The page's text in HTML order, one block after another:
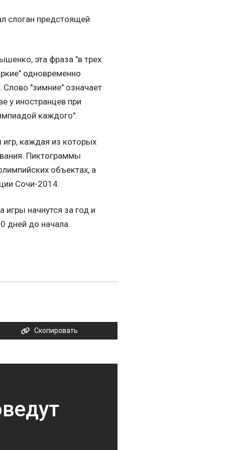
слоган предстоящей
эта фраза "в трех
одновременно
Слово "зимние" означает
у иностранцев при
каждого".
каждая из которых
Пиктограммы
объектах, а
Сочи-2014.
начнутся за год и
дней до начала
Скопировать